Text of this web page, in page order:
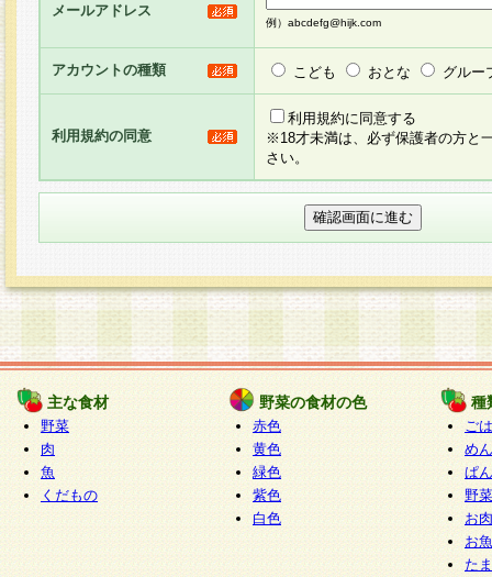
るものです。なお、本サービスは、それぞれの目
員に対して本サービスの依頼を行うこともあり、
た全ての会員に対して本サービスの依頼をすると
りま す。
3.当社は、会員の事前の承諾を得ることなく、当
方 法・手段にて、本規約を任意に制定、変更ま
きるものとします。改定後の本規約等は、本規約
に掲示したときに、その 他の諸規定については
てその効力を生じるものとします。
4.本規約は、会員登録希望者による会員登録手続
の当社による会員登録の承認が完了した時点で会
たものとみなされ、会員に対して適用されるもの
5.当社がお聞きする個人情報は、すべて会員登録
で提 供いただいたものと考えております。従っ
自らの個人情報の提供を希望されない場合には、
をお預かりいたしません が、提供されないこと
商品やサービス等をご利用いただけない場合があ
了承ください。
メールアドレス
例）abcdefg@hijk.com
アカウントの種類 こども おとな グルー
利用規約の同意
利用規約に同意する
※18才未満は、必ず保護者の方と
さい。
主な食材
野菜
肉
魚
くだもの
野菜の食材の色
赤色
黄色
緑色
紫色
白色
種
ご
めん
ぱん
野
お
お
た